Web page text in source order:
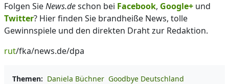
Folgen SieNews.deschon bei Facebook, Google+ und
Twitter? Hier finden Sie brandheiße News, tolle
Gewinnspiele und den direkten Draht zur Redaktion.
rut/fka/news.de/dpa
Themen: Daniela Büchner Goodbye Deutschland